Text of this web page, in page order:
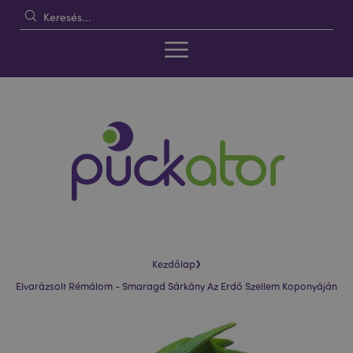
Kezdőlap›
Elvarázsolt Rémálom - Smaragd Sárkány Az Erdő Szellem Koponyáján